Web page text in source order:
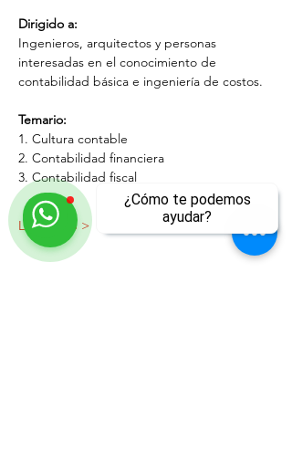
¿Cómo te podemos
ayudar?
Dirigido a:
Ingenieros, arquitectos y personas
interesadas en el conocimiento de
contabilidad básica e ingeniería de costos.
Temario:
1. Cultura contable
2. Contabilidad financiera
3. Contabilidad fiscal
LEER MÁS >